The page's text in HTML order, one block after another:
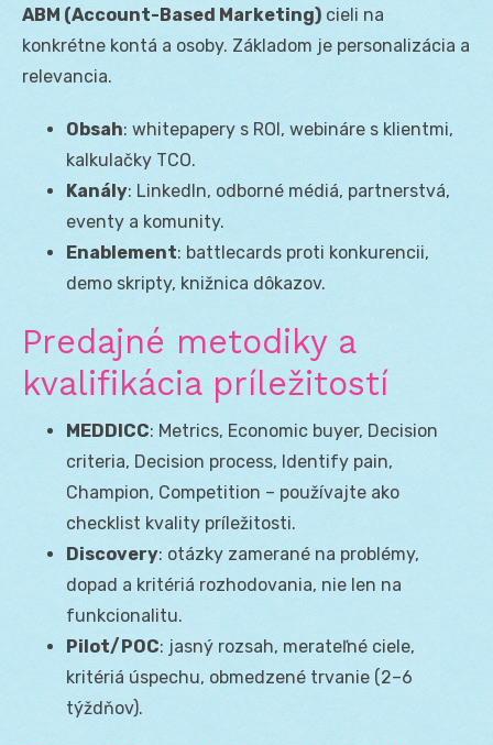
ABM (Account-Based Marketing) cieli na
konkrétne kontá a osoby. Základom je personalizácia a
relevancia.
Obsah: whitepapery s ROI, webináre s klientmi,
kalkulačky TCO.
Kanály: LinkedIn, odborné médiá, partnerstvá,
eventy a komunity.
Enablement: battlecards proti konkurencii,
demo skripty, knižnica dôkazov.
Predajné metodiky a
kvalifikácia príležitostí
MEDDICC: Metrics, Economic buyer, Decision
criteria, Decision process, Identify pain,
Champion, Competition – používajte ako
checklist kvality príležitosti.
Discovery: otázky zamerané na problémy,
dopad a kritériá rozhodovania, nie len na
funkcionalitu.
Pilot/POC: jasný rozsah, merateľné ciele,
kritériá úspechu, obmedzené trvanie (2–6
týždňov).